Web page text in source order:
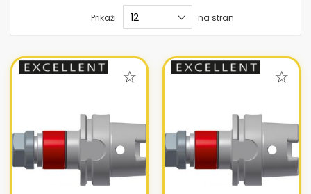
Prikaži na stran